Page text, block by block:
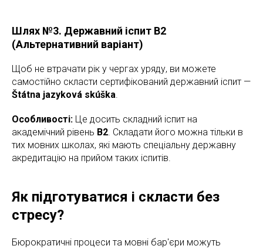
Шлях №3. Державний іспит B2
(Альтернативний варіант)
Щоб не втрачати рік у чергах уряду, ви можете
самостійно скласти сертифікований державний іспит —
Štátna jazyková skúška.
Особливості: Це досить складний іспит на
академічний рівень B2. Складати його можна тільки в
тих мовних школах, які мають спеціальну державну
акредитацію на прийом таких іспитів.
Як підготуватися і скласти без
стресу?
Бюрократичні процеси та мовні бар'єри можуть